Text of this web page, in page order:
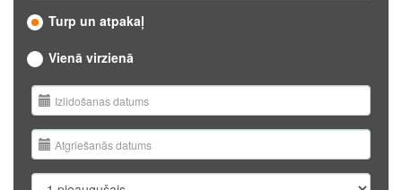
Turp un atpakaļ
Vienā virzienā